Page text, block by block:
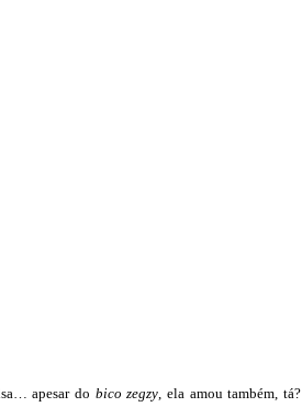
apesar do bico zegzy, ela amou também, tá?